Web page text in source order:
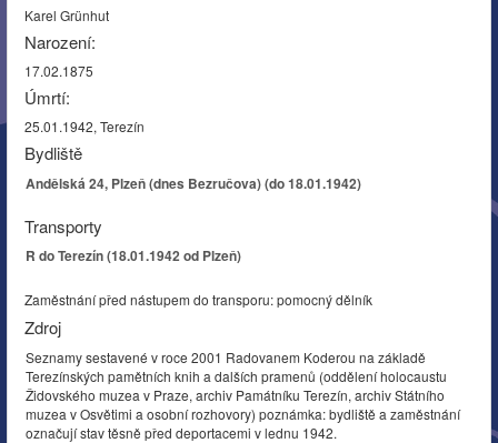
Karel Grünhut
Narození:
17.02.1875
Úmrtí:
25.01.1942, Terezín
Bydliště
Andělská 24, Plzeň (dnes Bezručova) (do 18.01.1942)
Transporty
R do Terezín (18.01.1942 od Plzeň)
Zaměstnání před nástupem do transporu: pomocný dělník
Zdroj
Seznamy sestavené v roce 2001 Radovanem Koderou na základě
Terezínských pamětních knih a dalších pramenů (oddělení holocaustu
Židovského muzea v Praze, archiv Památníku Terezín, archiv Státního
muzea v Osvětimi a osobní rozhovory) poznámka: bydliště a zaměstnání
označují stav těsně před deportacemi v lednu 1942.